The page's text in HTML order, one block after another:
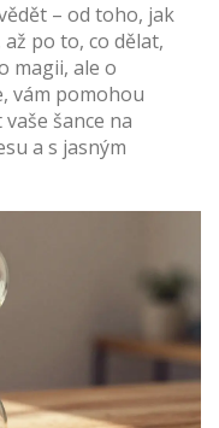
– od toho, jak
po to, co dělat,
magii, ale o
vám pomohou
šance na
a s jasným